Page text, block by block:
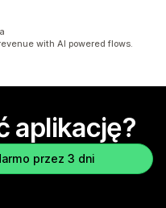
with AI powered flows.
aplikację?
przez 3 dni